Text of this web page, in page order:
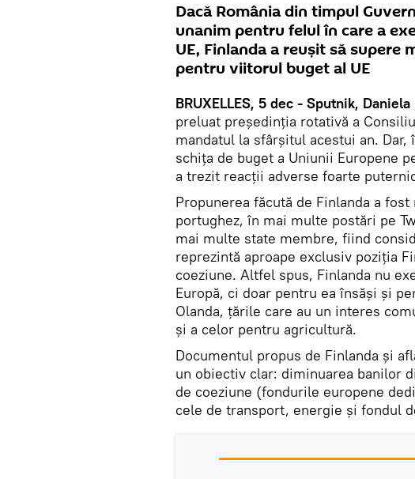
Dacă România din timpul
unanim pentru felul în care a
UE, Finlanda a reușit să supere
pentru viitorul buget al UE
BRUXELLES, 5 dec - Sputnik,
preluat președinția rotativă a
mandatul la sfârșitul acestui an.
schița de buget a Uniunii Europene
a trezit reacții adverse foarte
Propunerea făcută de Finlanda a
portughez, în mai multe postări pe
mai multe state membre, fiind
reprezintă aproape exclusiv poziția
coeziune. Altfel spus, Finlanda nu
Europă, ci doar pentru ea însăși și
Olanda, țările care au un interes
și a celor pentru agricultură.
Documentul propus de Finlanda și
un obiectiv clar: diminuarea banilor
de coeziune (fondurile europene
cele de transport, energie și fondul